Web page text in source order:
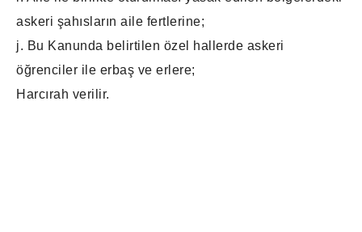
askeri şahısların aile fertlerine;
j. Bu Kanunda belirtilen özel hallerde askeri
öğrenciler ile erbaş ve erlere;
Harcırah verilir.